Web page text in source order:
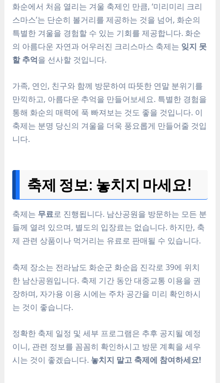
화순에서 처음 열리는 겨울 축제인 만큼, ‘미리미리 크리
스마스’는 단순히 볼거리를 제공하는 것을 넘어, 화순의
특별한 겨울을 경험할 수 있는 기회를 제공합니다. 화순
의 아름다운 자연과 어우러진 크리스마스 축제는 잊지 못
할 추억을 선사할 것입니다.
가족, 연인, 친구와 함께 방문하여 따뜻한 연말 분위기를
만끽하고, 아름다운 추억을 만들어보세요. 특별한 경험을
통해 화순의 매력에 푹 빠져보는 것도 좋을 것입니다. 이
축제는 분명 당신의 겨울을 더욱 풍요롭게 만들어줄 것입
니다.
축제 정보: 놓치지 마세요!
축제는 무료로 진행됩니다. 남산공원을 방문하는 모든 분
들께 열려 있으며, 별도의 입장료는 없습니다. 하지만, 축
제 관련 상품이나 먹거리는 유료로 판매될 수 있습니다.
축제 장소는 전라남도 화순군 화순읍 진각로 39에 위치
한 남산공원입니다. 축제 기간 동안 대중교통 이용을 권
장하며, 자가용 이용 시에는 주차 공간을 미리 확인하시
는 것이 좋습니다.
정확한 축제 일정 및 세부 프로그램은 추후 공지될 예정
이니, 관련 정보를 꼼꼼히 확인하시고 방문 계획을 세우
시는 것이 좋겠습니다. 놓치지 말고 축제에 참여하세요!